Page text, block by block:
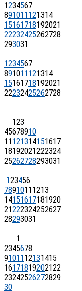
1234567
891011 121314
15161718192021
22232425262728
293031
1234567
891011 121314
15161718192021
22232425262728
123
45678910
11 121314151617
18192021222324
25262728293031
123456
7891011 1213
14151617181920
21222324252627
28293031
1
2345678
91011 12131415
16171819202122
23242526272829
30